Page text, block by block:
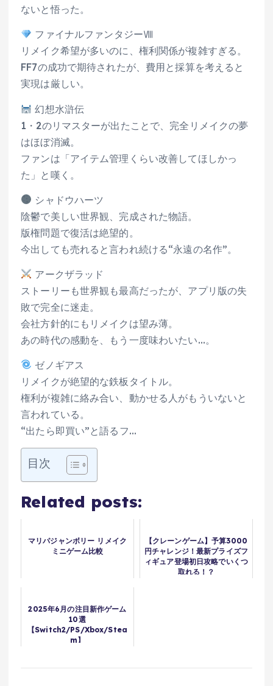
ないと悟った。
ファイナルファンタジーⅧ
リメイク希望が多いのに、権利関係が複雑すぎる。
FF7の成功で期待されたが、費用と採算を考えると
実現は厳しい。
幻想水滸伝
1・2のリマスターが出たことで、完全リメイクの夢
はほぼ消滅。
ファンは「アイテム管理くらい改善してほしかっ
た」と嘆く。
シャドウハーツ
陰鬱で美しい世界観、完成された物語。
版権問題で復活は絶望的。
今出しても売れると言われ続ける“永遠の名作”。
アークザラッド
ストーリーも世界観も最高だったが、アプリ版の失
敗で完全に迷走。
会社方針的にもリメイクは望み薄。
あの時代の感動を、もう一度味わいたい…。
ゼノギアス
リメイクが絶望的な鉄板タイトル。
権利が複雑に絡み合い、動かせる人がもういないと
言われている。
“出たら即買い”と語るフ…
目次
Related posts:
マリパジャンボリー リメイク
ミニゲーム比較
【クレーンゲーム】予算3000
円チャレンジ！最新プライズフ
ィギュア登場初日攻略でいくつ
取れる！？
2025年6月の注目新作ゲーム
10選
【Switch2/PS/Xbox/Stea
m】